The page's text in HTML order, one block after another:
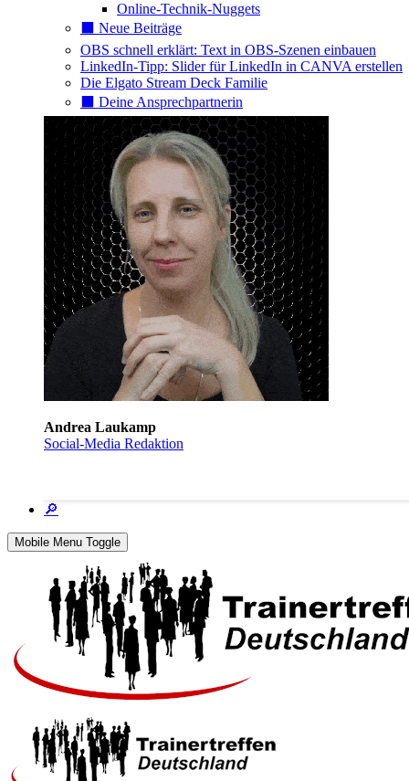
Online-Technik-Nuggets
⬛️ Neue Beiträge
OBS schnell erklärt: Text in OBS-Szenen einbauen
LinkedIn-Tipp: Slider für LinkedIn in CANVA erstellen
Die Elgato Stream Deck Familie
⬛️ Deine Ansprechpartnerin
Andrea Laukamp
Social-Media Redaktion
🔎
Mobile Menu Toggle